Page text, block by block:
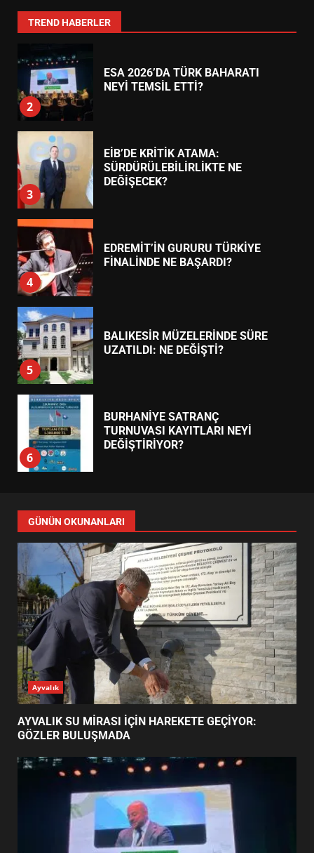
TREND HABERLER
1
2
ESA 2026’DA TÜRK BAHARATI
NEYİ TEMSİL ETTİ?
3
EİB’DE KRİTİK ATAMA:
SÜRDÜRÜLEBİLİRLİKTE NE
DEĞİŞECEK?
4
EDREMİT’İN GURURU TÜRKİYE
FİNALİNDE NE BAŞARDI?
5
BALIKESİR MÜZELERİNDE SÜRE
UZATILDI: NE DEĞİŞTİ?
6
BURHANİYE SATRANÇ
TURNUVASI KAYITLARI NEYİ
DEĞİŞTİRİYOR?
7
YENİ YÖNETİM NASIL
ŞEKİLLENDİ?
1
AYVALIK SU MİRASI İÇİN
HAREKETE GEÇİYOR: GÖZLER
BULUŞMADA
2
ESA 2026’DA TÜRK BAHARATI
NEYİ TEMSİL ETTİ?
EİB’DE KRİTİK ATAMA:
SÜRDÜRÜLEBİLİRLİKTE NE
DEĞİŞECEK?
GÜNÜN OKUNANLARI
Ayvalık
AYVALIK SU MİRASI İÇİN HAREKETE GEÇİYOR:
GÖZLER BULUŞMADA